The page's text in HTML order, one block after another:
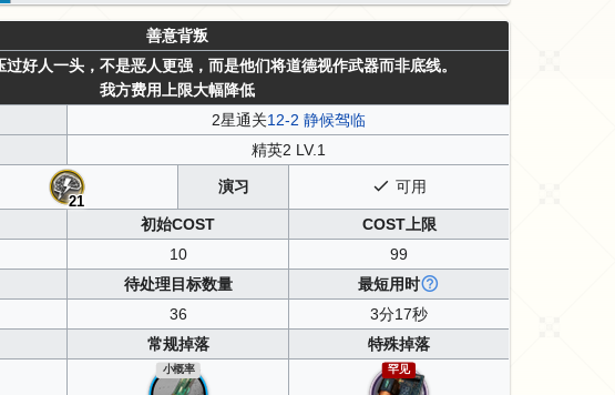
善意背叛
好人一头，不是恶人更强，而是他们将道德视作武器而非底线。
我方费用上限大幅降低
2星通关12-2 静候驾临
精英2 LV.1
21
演习 可用
初始COST
COST上限
10
99
待处理目标数量
最短用时
36
3分17秒
常规掉落 特殊掉落
小概率 罕见